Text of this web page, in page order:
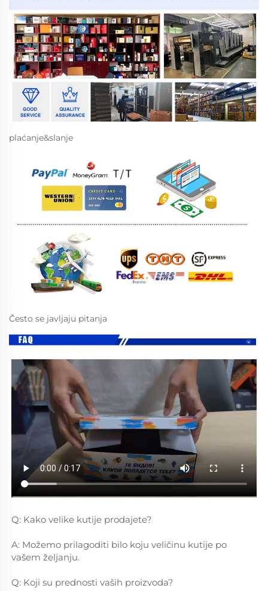
plaćanje&slanje
Često se javljaju pitanja
Q: Kako velike kutije prodajete?
A: Možemo prilagoditi bilo koju veličinu kutije po
vašem željanju.
Q: Koji su prednosti vaših proizvoda?